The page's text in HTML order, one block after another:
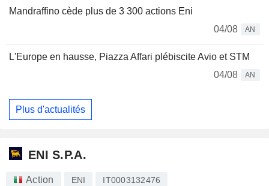
Mandraffino cède plus de 3 300 actions Eni
04/08
AN
L'Europe en hausse, Piazza Affari plébiscite Avio et STM
04/08
AN
Plus d'actualités
ENI S.P.A.
Action ENI IT0003132476